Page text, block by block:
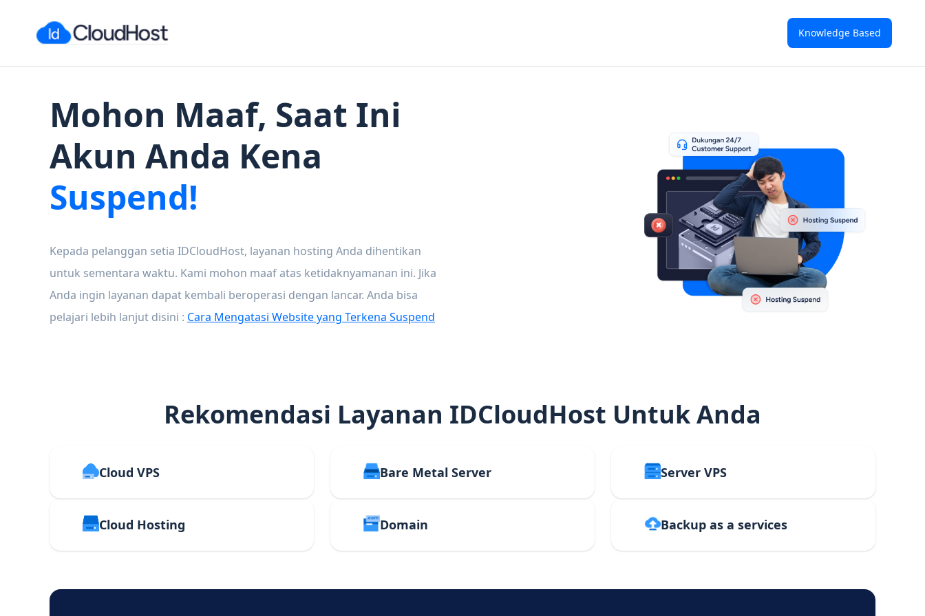
Knowledge Based
Mohon Maaf, Saat Ini
Akun Anda Kena
Suspend!
Kepada pelanggan setia IDCloudHost, layanan hosting Anda dihentikan
untuk sementara waktu. Kami mohon maaf atas ketidaknyamanan ini. Jika
Anda ingin layanan dapat kembali beroperasi dengan lancar. Anda bisa
pelajari lebih lanjut disini : Cara Mengatasi Website yang Terkena Suspend
Rekomendasi Layanan IDCloudHost Untuk Anda
Cloud VPS Bare Metal Server Server VPS
Cloud Hosting Domain Backup as a services